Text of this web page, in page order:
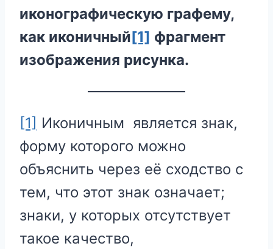
иконографическую графему,
как иконичный[1] фрагмент
изображения рисунка.
[1] Иконичным является знак,
форму которого можно
объяснить через её сходство с
тем, что этот знак означает;
знаки, у которых отсутствует
такое качество,